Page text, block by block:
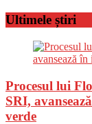
Ultimele știri
Procesul lui
SRI,
verde